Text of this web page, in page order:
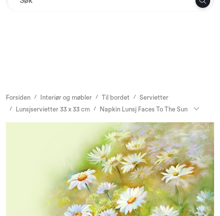
Forsiden Interiør og møbler Til bordet
Servietter
Lunsjservietter 33 x 33 cm
Napkin Lunsj Faces To The Sun
Utemiljø
Emballasje
Sesonger og høytider